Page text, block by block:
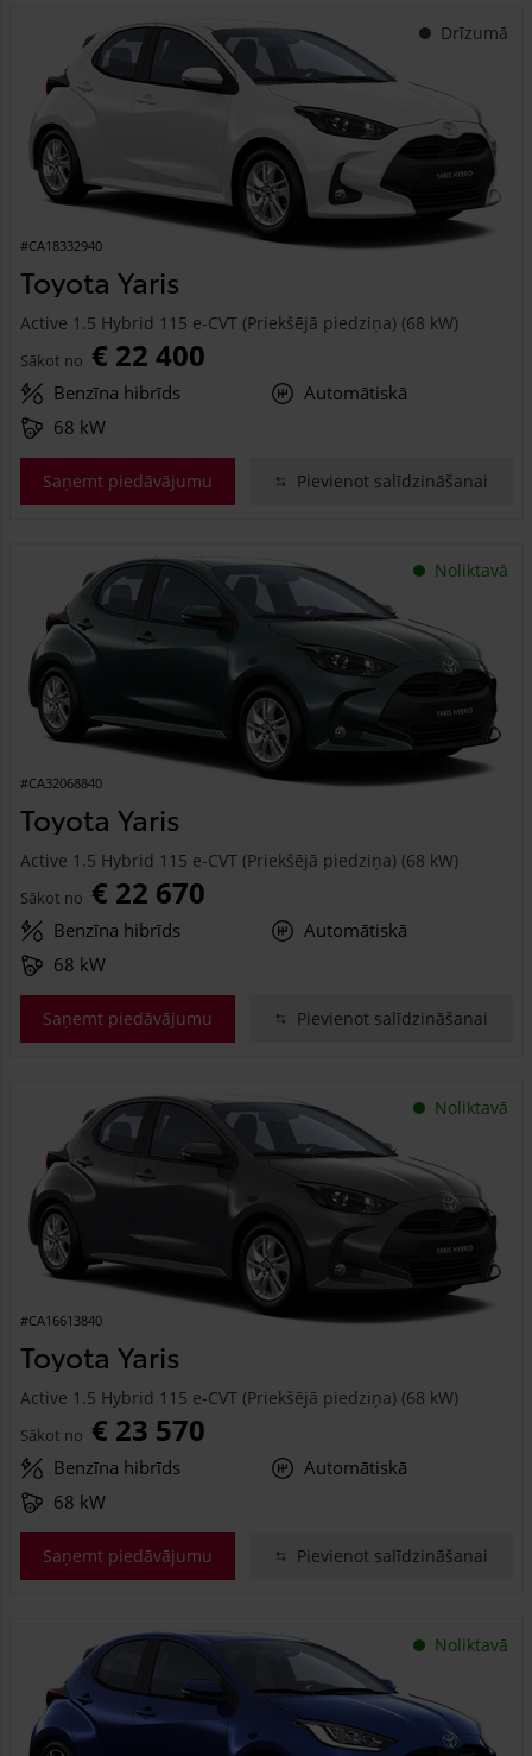
Drīzumā
#CA18332940
Toyota Yaris
Active 1.5 Hybrid 115 e-CVT (Priekšējā piedziņa) (68 kW)
Sākot no € 22 400
Benzīna hibrīds
Automātiskā
68 kW
Saņemt piedāvājumu Pievienot salīdzināšanai
Noliktavā
#CA32068840
Toyota Yaris
Active 1.5 Hybrid 115 e-CVT (Priekšējā piedziņa) (68 kW)
Sākot no € 22 670
Benzīna hibrīds
Automātiskā
68 kW
Saņemt piedāvājumu Pievienot salīdzināšanai
Noliktavā
#CA16613840
Toyota Yaris
Active 1.5 Hybrid 115 e-CVT (Priekšējā piedziņa) (68 kW)
Sākot no € 23 570
Benzīna hibrīds
Automātiskā
68 kW
Saņemt piedāvājumu Pievienot salīdzināšanai
Noliktavā